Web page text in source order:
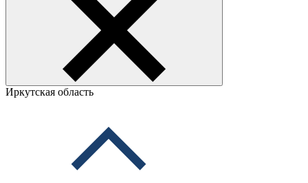
Иркутская область